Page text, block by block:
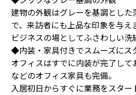
建物の外観はグレーを基調とした
で、来訪者にも上品な印象を与え
ビジネスの場としてふさわしい洗
◆内装・家具付きでスムーズにス
オフィスはすでに内装が完了して
などのオフィス家具も完備。
入居初日からすぐに業務をスタ